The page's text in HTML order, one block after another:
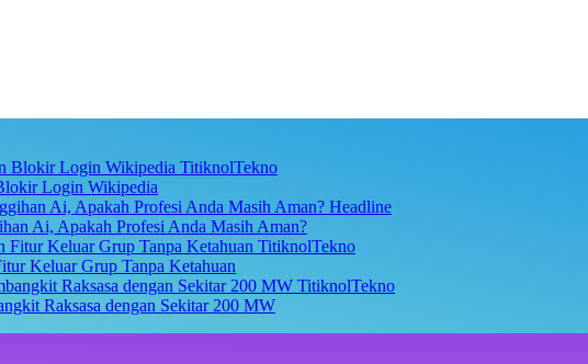
TitiknolTekno
Login Wikipedia
Headline
Ai, Apakah Profesi Anda Masih Aman?
TitiknolTekno
Keluar Grup Tanpa Ketahuan
TitiknolTekno
Raksasa dengan Sekitar 200 MW